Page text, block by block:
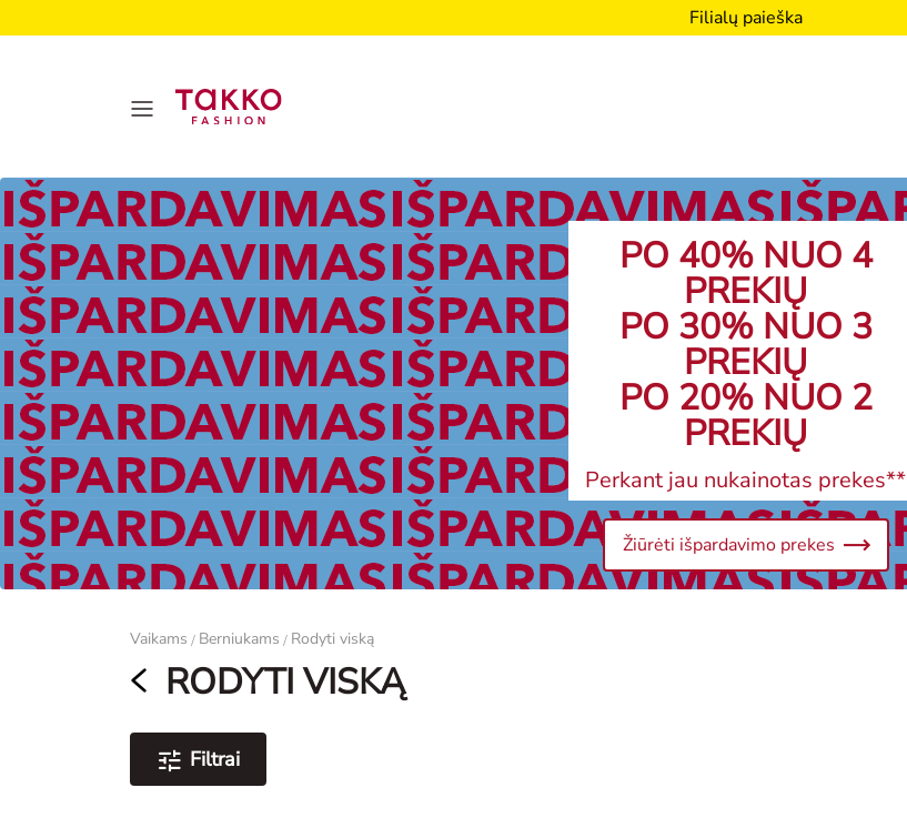
Filialų paieška
PO 40% NUO 4
PREKIŲ
PO 30% NUO 3
PREKIŲ
PO 20% NUO 2
PREKIŲ
Perkant jau nukainotas prekes**
Žiūrėti išpardavimo prekes
Vaikams / Berniukams / Rodyti viską
RODYTI VISKĄ
Filtrai